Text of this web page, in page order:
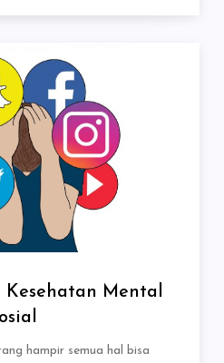
Kesehatan Mental
hampir semua hal bisa